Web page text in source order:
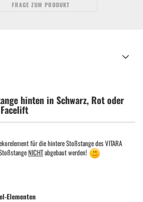
FRAGE ZUM PRODUKT
hinten in Schwarz, Rot oder
für die hintere Stoßstange des VITARA
NICHTabgebaut werden!
Elementen